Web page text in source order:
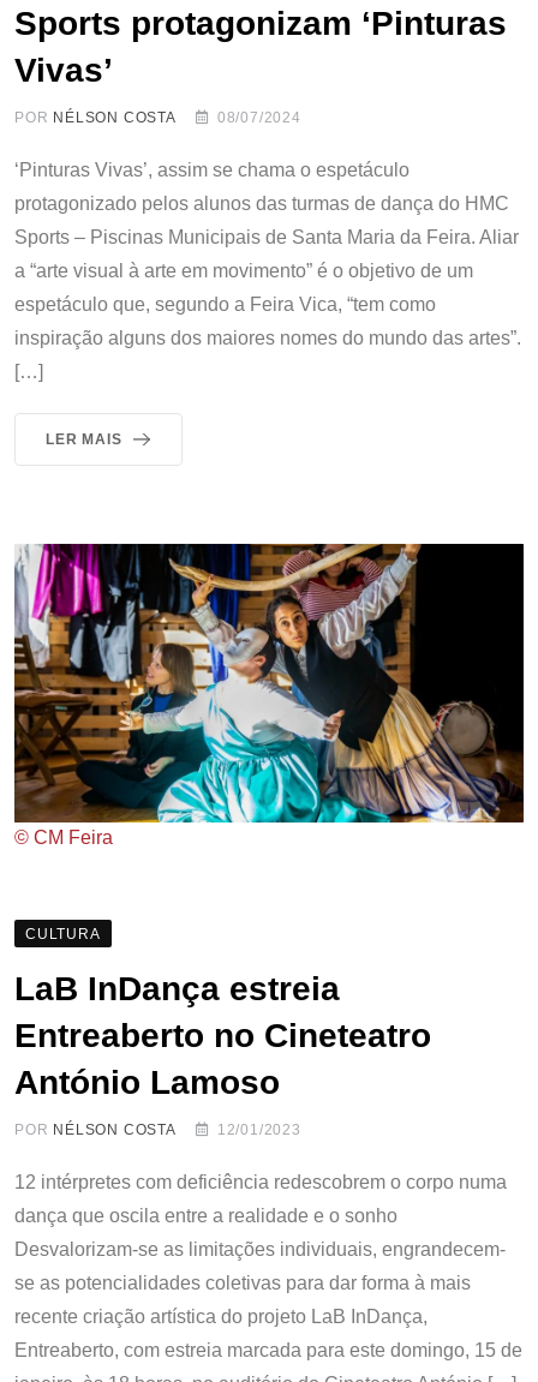
Sports protagonizam ‘Pinturas
Vivas’
POR NÉLSON COSTA 08/07/2024
‘Pinturas Vivas’, assim se chama o espetáculo
protagonizado pelos alunos das turmas de dança do HMC
Sports – Piscinas Municipais de Santa Maria da Feira. Aliar
a “arte visual à arte em movimento” é o objetivo de um
espetáculo que, segundo a Feira Vica, “tem como
inspiração alguns dos maiores nomes do mundo das artes”.
[…]
LER MAIS
© CM Feira
CULTURA
LaB InDança estreia
Entreaberto no Cineteatro
António Lamoso
POR NÉLSON COSTA 12/01/2023
12 intérpretes com deficiência redescobrem o corpo numa
dança que oscila entre a realidade e o sonho
Desvalorizam-se as limitações individuais, engrandecem-
se as potencialidades coletivas para dar forma à mais
recente criação artística do projeto LaB InDança,
Entreaberto, com estreia marcada para este domingo, 15 de